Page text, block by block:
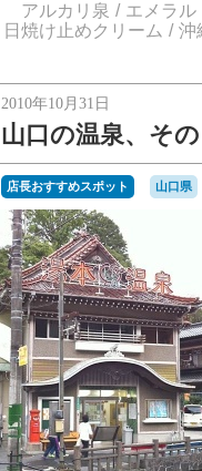
アルカリ泉 エメラル
日焼け止めクリーム
沖
2010年10月31日
山口の温泉、その
店長おすすめスポット 山口県